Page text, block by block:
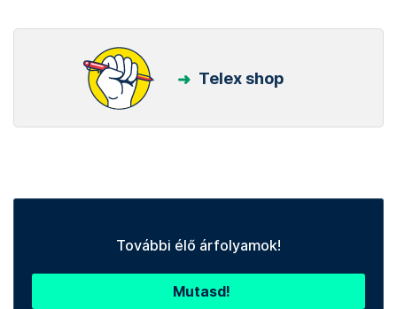
Telex shop
További élő árfolyamok!
Mutasd!